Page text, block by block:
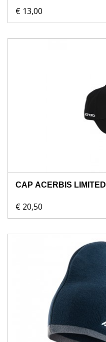
€ 13,00
CAP ACERBIS LIMITED
€ 20,50